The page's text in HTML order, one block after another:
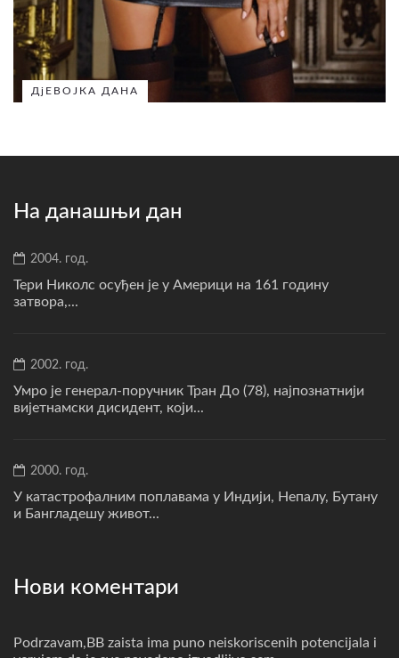
ДјЕВОЈКА ДАНА
На данашњи дан
2004. год.
Тери Николс осуђен је у Америци на 161 годину
затвора,...
2002. год.
Умро је генерал-поручник Тран До (78), најпознатнији
вијетнамски дисидент, који...
2000. год.
У катастрофалним поплавама у Индији, Непалу, Бутану
и Бангладешу живот...
Нови коментари
Podrzavam,BB zaista ima puno neiskoriscenih potencijala i